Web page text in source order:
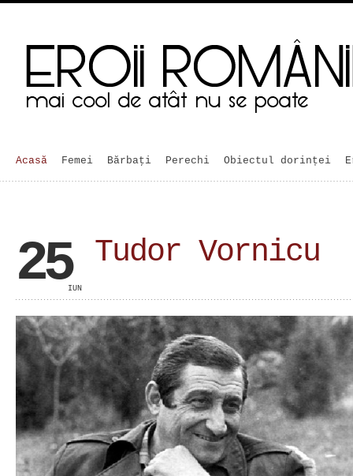
Acasă Femei Bărbaţi Perechi Obiectul dorinței
25IUN
Tudor Vornicu